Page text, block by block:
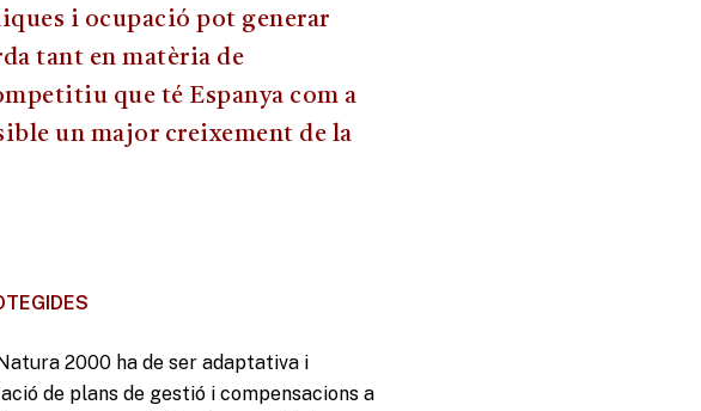
i ocupació pot generar
tant en matèria de
que té Espanya com a
un major creixement de la
2000 ha de ser adaptativa i
de plans de gestió i compensacions a